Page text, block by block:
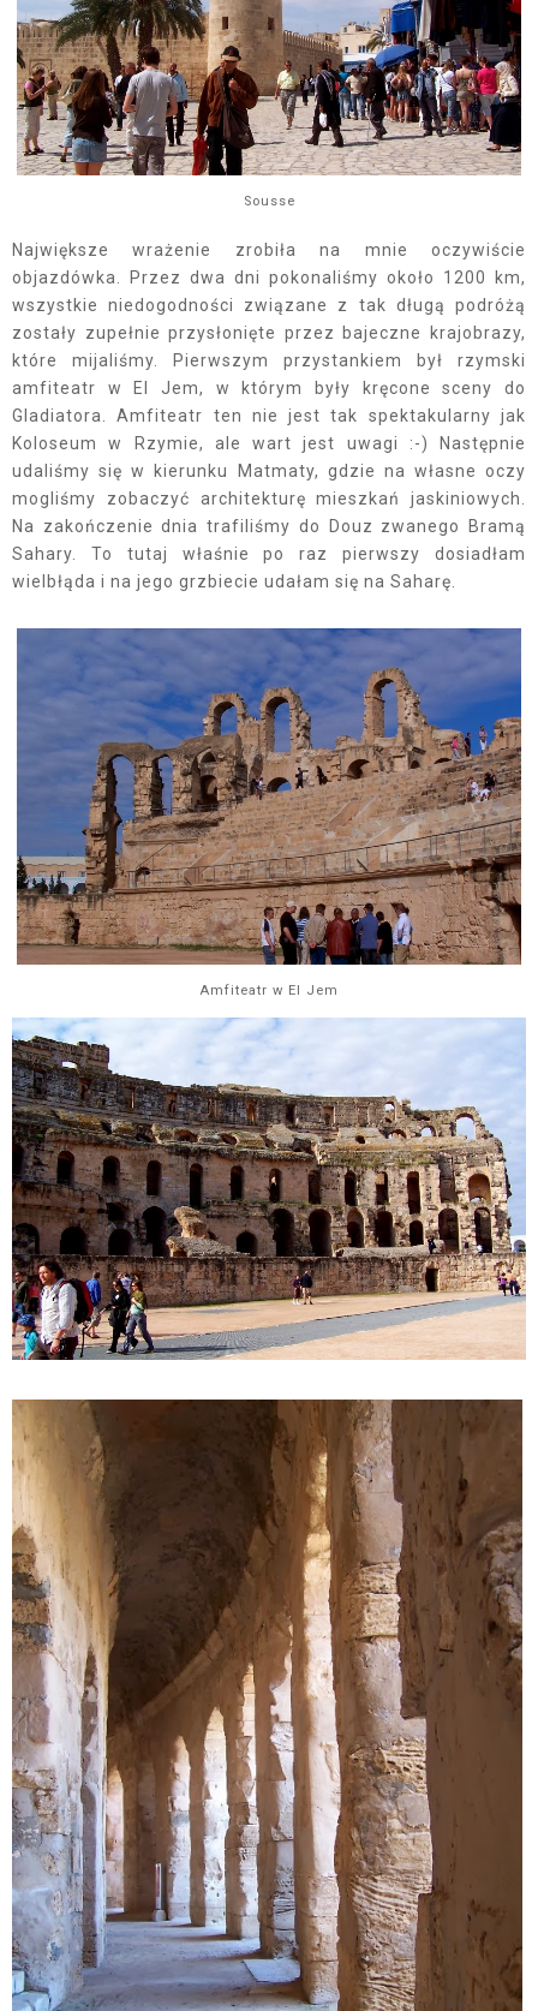
Sousse
Największe wrażenie zrobiła na mnie oczywiście
objazdówka. Przez dwa dni pokonaliśmy około 1200 km,
wszystkie niedogodności związane z tak długą podróżą
zostały zupełnie przysłonięte przez bajeczne krajobrazy,
które mijaliśmy. Pierwszym przystankiem był rzymski
amfiteatr w El Jem, w którym były kręcone sceny do
Gladiatora. Amfiteatr ten nie jest tak spektakularny jak
Koloseum w Rzymie, ale wart jest uwagi :-) Następnie
udaliśmy się w kierunku Matmaty, gdzie na własne oczy
mogliśmy zobaczyć architekturę mieszkań jaskiniowych.
Na zakończenie dnia trafiliśmy do Douz zwanego Bramą
Sahary. To tutaj właśnie po raz pierwszy dosiadłam
wielbłąda i na jego grzbiecie udałam się na Saharę.
Amfiteatr w El Jem